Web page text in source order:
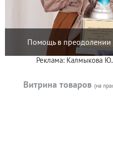
Помощь в преодолении
Реклама: Калмыкова
Витрина товаров (на